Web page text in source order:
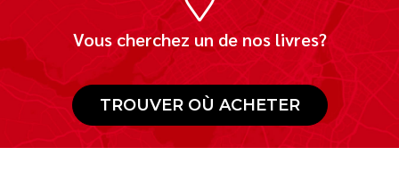
Vous cherchez un de nos livres?
TROUVER OÙ ACHETER